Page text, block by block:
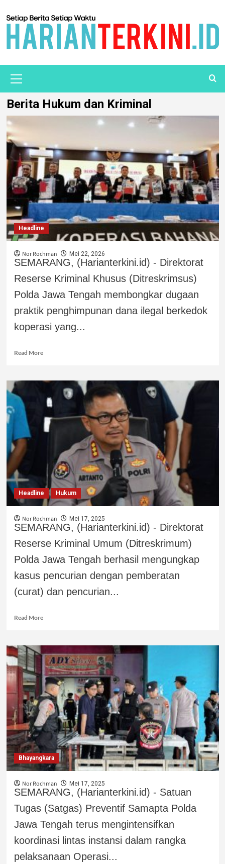
Berita Hukum dan Kriminal
Headline
Nor Rochman Mei 22, 2026
SEMARANG, (Harianterkini.id) - Direktorat
Reserse Kriminal Khusus (Ditreskrimsus)
Polda Jawa Tengah membongkar dugaan
praktik penghimpunan dana ilegal berkedok
koperasi yang...
Read More
Headline Hukum
Nor Rochman Mei 17, 2025
SEMARANG, (Harianterkini.id) - Direktorat
Reserse Kriminal Umum (Ditreskrimum)
Polda Jawa Tengah berhasil mengungkap
kasus pencurian dengan pemberatan
(curat) dan pencurian...
Read More
Bhayangkara
Nor Rochman Mei 17, 2025
SEMARANG, (Harianterkini.id) - Satuan
Tugas (Satgas) Preventif Samapta Polda
Jawa Tengah terus mengintensifkan
koordinasi lintas instansi dalam rangka
pelaksanaan Operasi...